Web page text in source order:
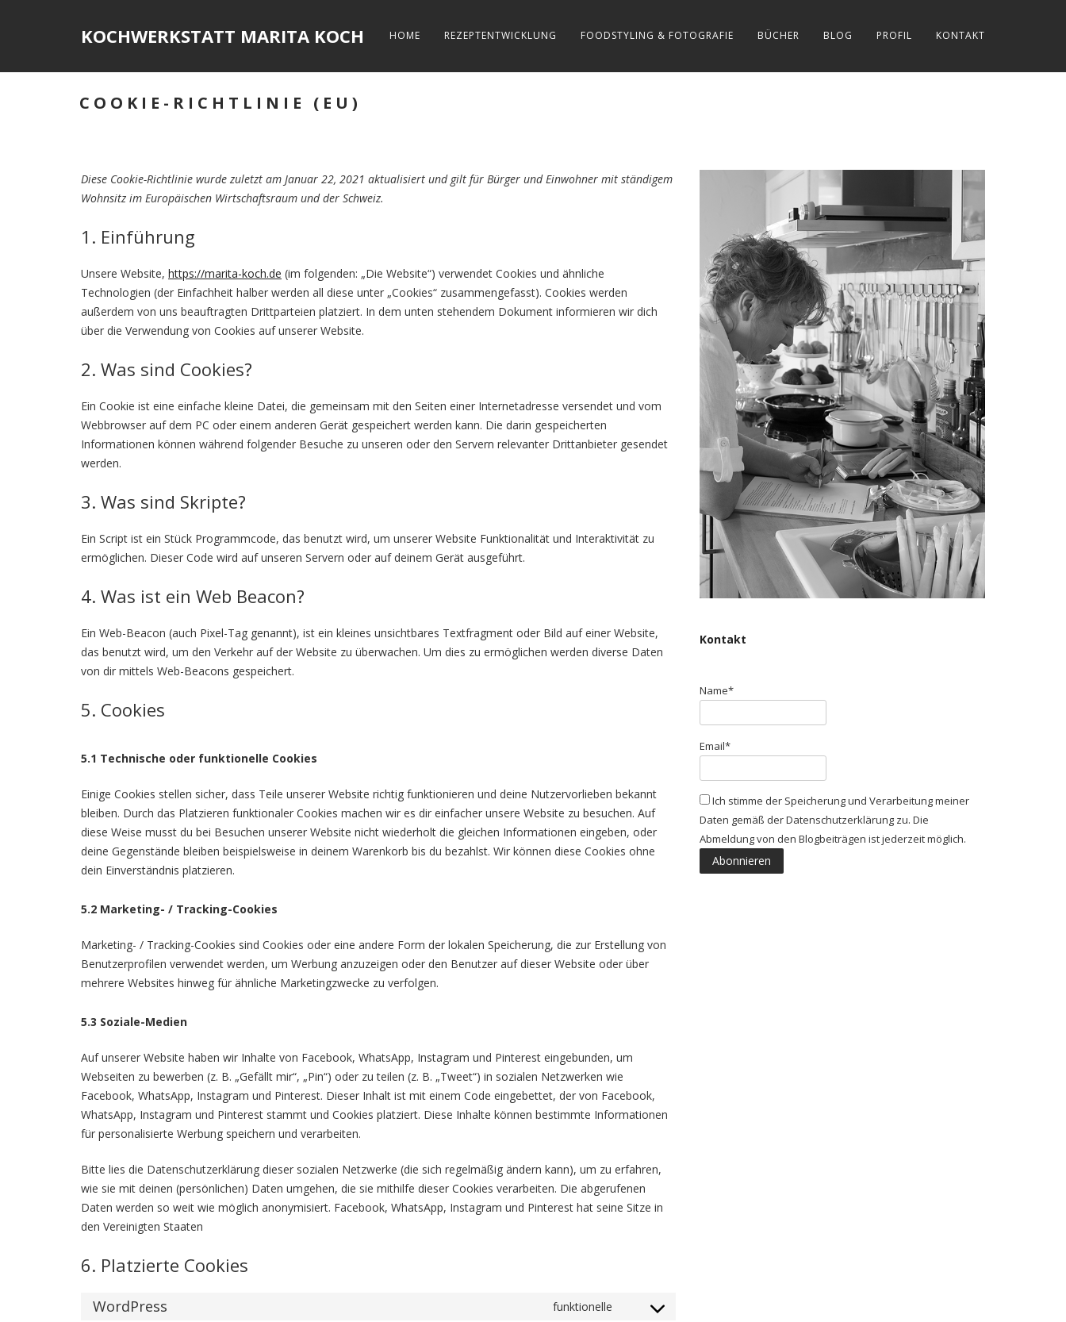
KOCHWERKSTATT MARITA KOCH HOME REZEPTENTWICKLUNG FOODSTYLING & FOTOGRAFIE BÜCHER BLOG PROFIL KONTAKT
COOKIE-RICHTLINIE (EU)
Diese Cookie-Richtlinie wurde zuletzt am Januar 22, 2021 aktualisiert und gilt für Bürger und Einwohner mit ständigem
Wohnsitz im Europäischen Wirtschaftsraum und der Schweiz.
1. Einführung
Unsere Website, https://marita-koch.de (im folgenden: „Die Website“) verwendet Cookies und ähnliche
Technologien (der Einfachheit halber werden all diese unter „Cookies“ zusammengefasst). Cookies werden
außerdem von uns beauftragten Drittparteien platziert. In dem unten stehendem Dokument informieren wir dich
über die Verwendung von Cookies auf unserer Website.
2. Was sind Cookies?
Ein Cookie ist eine einfache kleine Datei, die gemeinsam mit den Seiten einer Internetadresse versendet und vom
Webbrowser auf dem PC oder einem anderen Gerät gespeichert werden kann. Die darin gespeicherten
Informationen können während folgender Besuche zu unseren oder den Servern relevanter Drittanbieter gesendet
werden.
3. Was sind Skripte?
Ein Script ist ein Stück Programmcode, das benutzt wird, um unserer Website Funktionalität und Interaktivität zu
ermöglichen. Dieser Code wird auf unseren Servern oder auf deinem Gerät ausgeführt.
4. Was ist ein Web Beacon?
Ein Web-Beacon (auch Pixel-Tag genannt), ist ein kleines unsichtbares Textfragment oder Bild auf einer Website,
das benutzt wird, um den Verkehr auf der Website zu überwachen. Um dies zu ermöglichen werden diverse Daten
von dir mittels Web-Beacons gespeichert.
5. Cookies
5.1 Technische oder funktionelle Cookies
Einige Cookies stellen sicher, dass Teile unserer Website richtig funktionieren und deine Nutzervorlieben bekannt
bleiben. Durch das Platzieren funktionaler Cookies machen wir es dir einfacher unsere Website zu besuchen. Auf
diese Weise musst du bei Besuchen unserer Website nicht wiederholt die gleichen Informationen eingeben, oder
deine Gegenstände bleiben beispielsweise in deinem Warenkorb bis du bezahlst. Wir können diese Cookies ohne
dein Einverständnis platzieren.
5.2 Marketing- / Tracking-Cookies
Marketing- / Tracking-Cookies sind Cookies oder eine andere Form der lokalen Speicherung, die zur Erstellung von
Benutzerprofilen verwendet werden, um Werbung anzuzeigen oder den Benutzer auf dieser Website oder über
mehrere Websites hinweg für ähnliche Marketingzwecke zu verfolgen.
5.3 Soziale-Medien
Auf unserer Website haben wir Inhalte von Facebook, WhatsApp, Instagram und Pinterest eingebunden, um
Webseiten zu bewerben (z. B. „Gefällt mir“, „Pin“) oder zu teilen (z. B. „Tweet“) in sozialen Netzwerken wie
Facebook, WhatsApp, Instagram und Pinterest. Dieser Inhalt ist mit einem Code eingebettet, der von Facebook,
WhatsApp, Instagram und Pinterest stammt und Cookies platziert. Diese Inhalte können bestimmte Informationen
für personalisierte Werbung speichern und verarbeiten.
Bitte lies die Datenschutzerklärung dieser sozialen Netzwerke (die sich regelmäßig ändern kann), um zu erfahren,
wie sie mit deinen (persönlichen) Daten umgehen, die sie mithilfe dieser Cookies verarbeiten. Die abgerufenen
Daten werden so weit wie möglich anonymisiert. Facebook, WhatsApp, Instagram und Pinterest hat seine Sitze in
den Vereinigten Staaten
6. Platzierte Cookies
WordPress funktionelle
Consent
Kontakt
Name*
Email*
Ich stimme der Speicherung und Verarbeitung meiner
Daten gemäß der Datenschutzerklärung zu. Die
Abmeldung von den Blogbeiträgen ist jederzeit möglich.